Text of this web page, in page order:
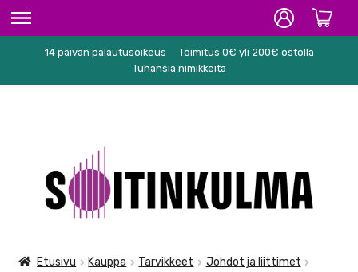
ETUSIVU
KARAOKE
NUOTIT
14 päivän palautusoikeus
Toimitus 0€ yli 200€ ostolla
Tuhansia nimikkeitä
navigointiin
sisältöön
Etusivu Kauppa Tarvikkeet
Johdot ja liittimet